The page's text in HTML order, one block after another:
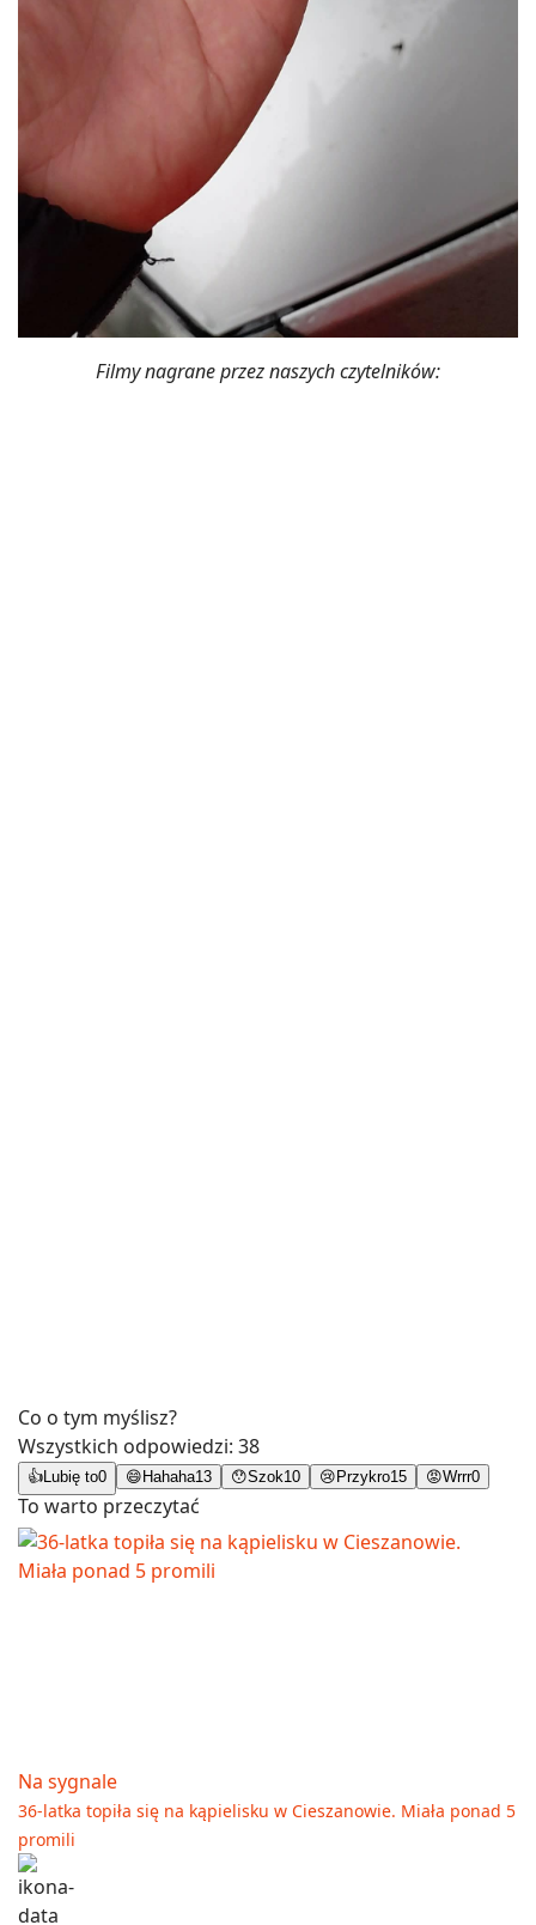
Filmy nagrane przez naszych czytelników:
Co o tym myślisz?
Wszystkich odpowiedzi: 38
👍Lubię to0 😄 Hahaha13 😯Szok10 😢 Przykro15 😡Wrrr0
To warto przeczytać
Na sygnale
36-latka topiła się na kąpielisku w Cieszanowie. Miała ponad 5
promili